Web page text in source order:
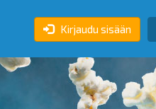
Kirjaudu sisään